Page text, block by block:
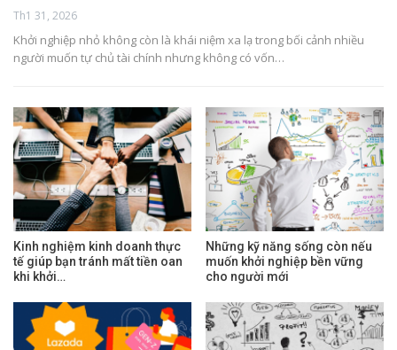
Th1 31, 2026
Khởi nghiệp nhỏ không còn là khái niệm xa lạ trong bối cảnh nhiều
người muốn tự chủ tài chính nhưng không có vốn…
Kinh nghiệm kinh doanh thực
tế giúp bạn tránh mất tiền oan
khi khởi…
Những kỹ năng sống còn nếu
muốn khởi nghiệp bền vững
cho người mới